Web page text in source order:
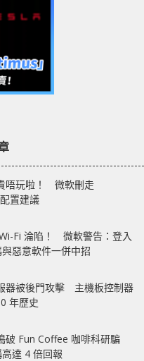
唔玩啦！ 微軟刪走
置建議
Fi 淪陷！ 微軟警告：登入
惡意軟件一併中招
器被後門攻擊 主機板控制器
年歷史
破 Fun Coffee 咖啡科研騙
達 4 倍回報